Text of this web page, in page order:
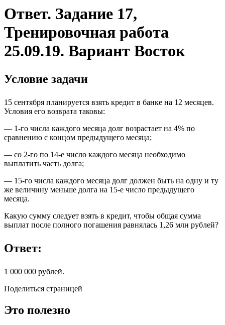
Ответ. Задание 17,
Тренировочная работа
25.09.19. Вариант Восток
Условие задачи
15 сентября планируется взять кредит в банке на 12 месяцев.
Условия его возврата таковы:
— 1-го числа каждого месяца долг возрастает на 4% по
сравнению с концом предыдущего месяца;
— со 2-го по 14-е число каждого месяца необходимо
выплатить часть долга;
— 15-го числа каждого месяца долг должен быть на одну и ту
же величину меньше долга на 15-е число предыдущего
месяца.
Какую сумму следует взять в кредит, чтобы общая сумма
выплат после полного погашения равнялась 1,26 млн рублей?
Ответ:
1 000 000 рублей.
Поделиться страницей
Это полезно